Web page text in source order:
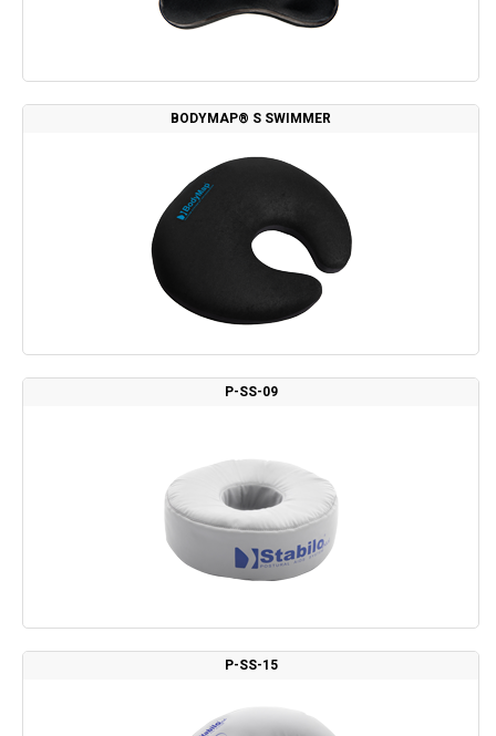
BODYMAP® S SWIMMER
P-SS-09
P-SS-15